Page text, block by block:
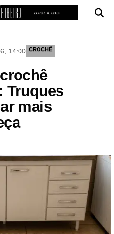
14:00 CROCHÊ
Truques
mais